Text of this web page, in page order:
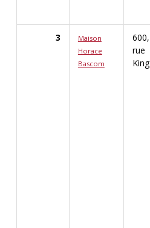
3
Maison
Horace
Bascom
600,
rue
King